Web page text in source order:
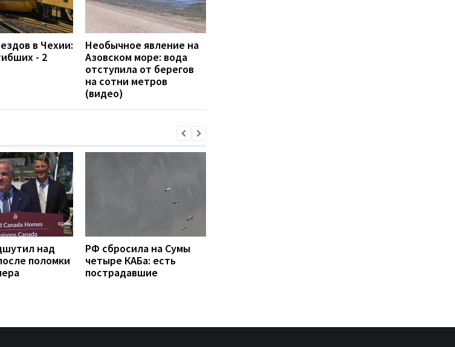
в Чехии:
- 2
Необычное явление на
Азовском море: вода
отступила от берегов
на сотни метров
(видео)
над
поломки
РФ сбросила на Сумы
четыре КАБа: есть
пострадавшие